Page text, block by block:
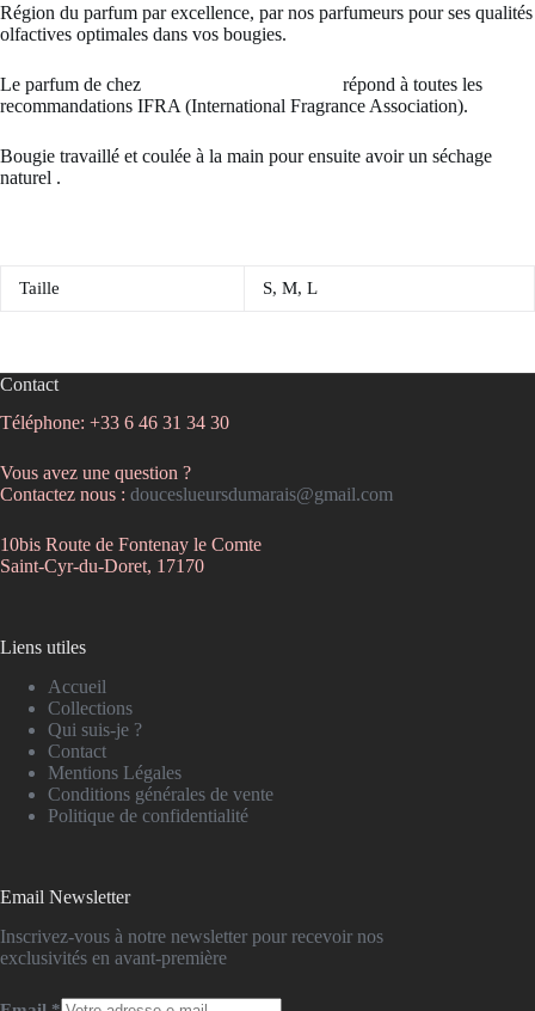
Région du parfum par excellence, par nos parfumeurs pour ses qualités
olfactives optimales dans vos bougies.
Le parfum de chez
répond à toutes les
recommandations IFRA (International Fragrance Association).
Bougie travaillé et coulée à la main pour ensuite avoir un séchage
naturel .
Taille S, M, L
Contact
Téléphone: +33 6 46 31 34 30
Vous avez une question ?
Contactez nous : douceslueursdumarais@gmail.com
10bis Route de Fontenay le Comte
Saint-Cyr-du-Doret, 17170
Liens utiles
Accueil
Collections
Qui suis-je ?
Contact
Mentions Légales
Conditions générales de vente
Politique de confidentialité
Email Newsletter
Inscrivez-vous à notre newsletter pour recevoir nos
exclusivités en avant-première